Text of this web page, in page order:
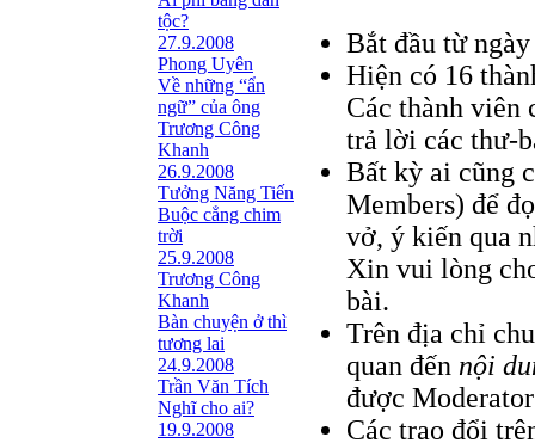
tộc?
27.9.2008
Phong Uyên
Về những “ẩn
ngữ” của ông
Trương Công
Khanh
26.9.2008
Tưởng Năng Tiến
Buộc cẳng chim
trời
25.9.2008
Trương Công
Khanh
Bàn chuyện ở thì
tương lai
24.9.2008
Trần Văn Tích
Nghĩ cho ai?
19.9.2008
Bắt đầu từ
Hiện có 16
Các thành viên
trả lời các thư-
Bất kỳ ai cũng
Members) để
vở, ý kiến qua
Xin vui lòng
bài.
Trên địa chỉ
quan đến nội
được
Các trao đổi